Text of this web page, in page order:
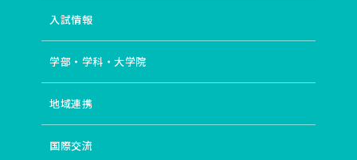
入試情報
学部・学科・大学院
地域連携
国際交流